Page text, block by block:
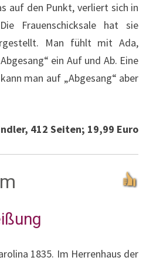
auf den Punkt, verliert sich in
Frauenschicksale hat sie
Man fühlt mit Ada,
ein Auf und Ab. Eine
man auf „Abgesang“ aber
412 Seiten; 19,99 Euro
1835. Im Herrenhaus der